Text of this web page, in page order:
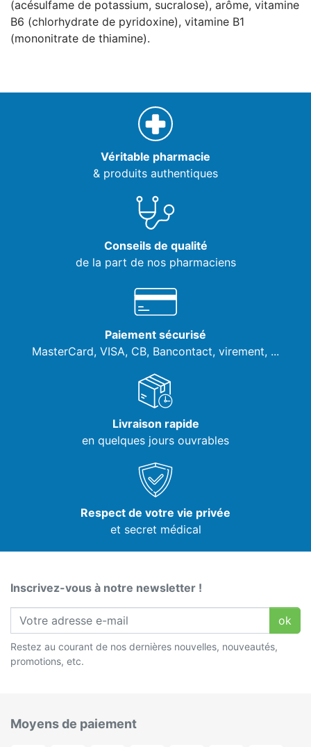
(acésulfame de potassium, sucralose), arôme, vitamine
B6 (chlorhydrate de pyridoxine), vitamine B1
(mononitrate de thiamine).
Véritable pharmacie
& produits authentiques
Conseils de qualité
de la part de nos pharmaciens
Paiement sécurisé
MasterCard, VISA, CB, Bancontact, virement, ...
Livraison rapide
en quelques jours ouvrables
Respect de votre vie privée
et secret médical
Inscrivez-vous à notre newsletter !
ok
Restez au courant de nos dernières nouvelles, nouveautés,
promotions, etc.
Moyens de paiement